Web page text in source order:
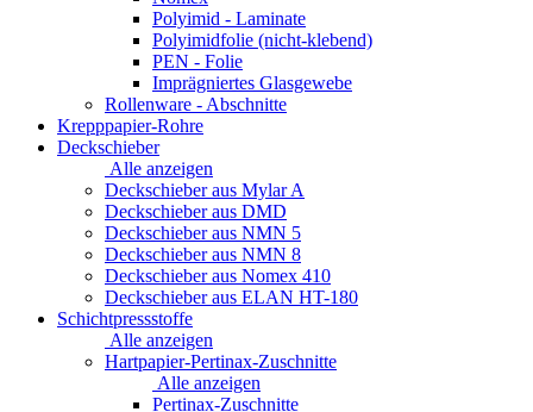
Polyimid - Laminate
Polyimidfolie (nicht-klebend)
PEN - Folie
Imprägniertes Glasgewebe
Rollenware - Abschnitte
Krepppapier-Rohre
Deckschieber
Alle anzeigen
Deckschieber aus Mylar A
Deckschieber aus DMD
Deckschieber aus NMN 5
Deckschieber aus NMN 8
Deckschieber aus Nomex 410
Deckschieber aus ELAN HT-180
Schichtpressstoffe
Alle anzeigen
Hartpapier-Pertinax-Zuschnitte
Alle anzeigen
Pertinax-Zuschnitte